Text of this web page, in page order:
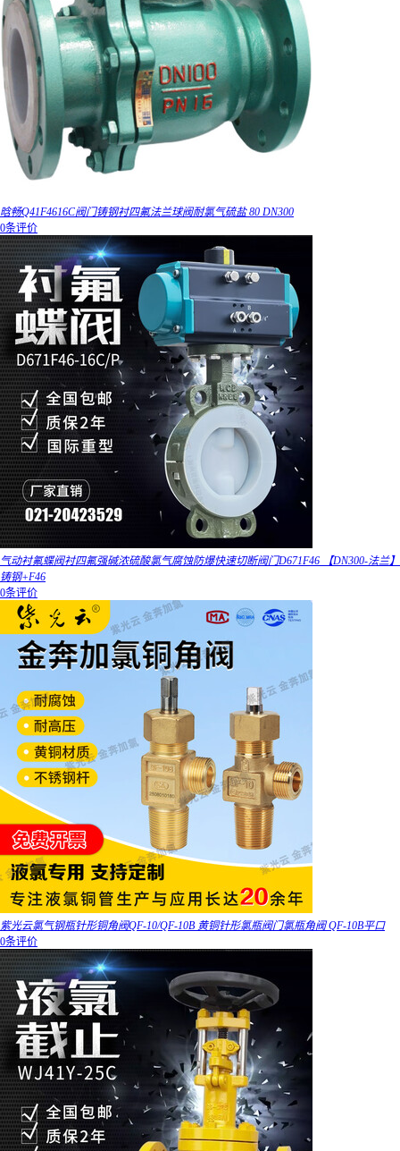
晗畅Q41F4616C阀门铸钢衬四氟法兰球阀耐氯气硫盐 80 DN300
0条评价
气动衬氟蝶阀衬四氟强碱浓硫酸氯气腐蚀防爆快速切断阀门D671F46 【DN300-法兰】
铸钢+F46
0条评价
紫光云氯气钢瓶针形铜角阀QF-10/QF-10B 黄铜针形氯瓶阀门氯瓶角阀 QF-10B平口
0条评价